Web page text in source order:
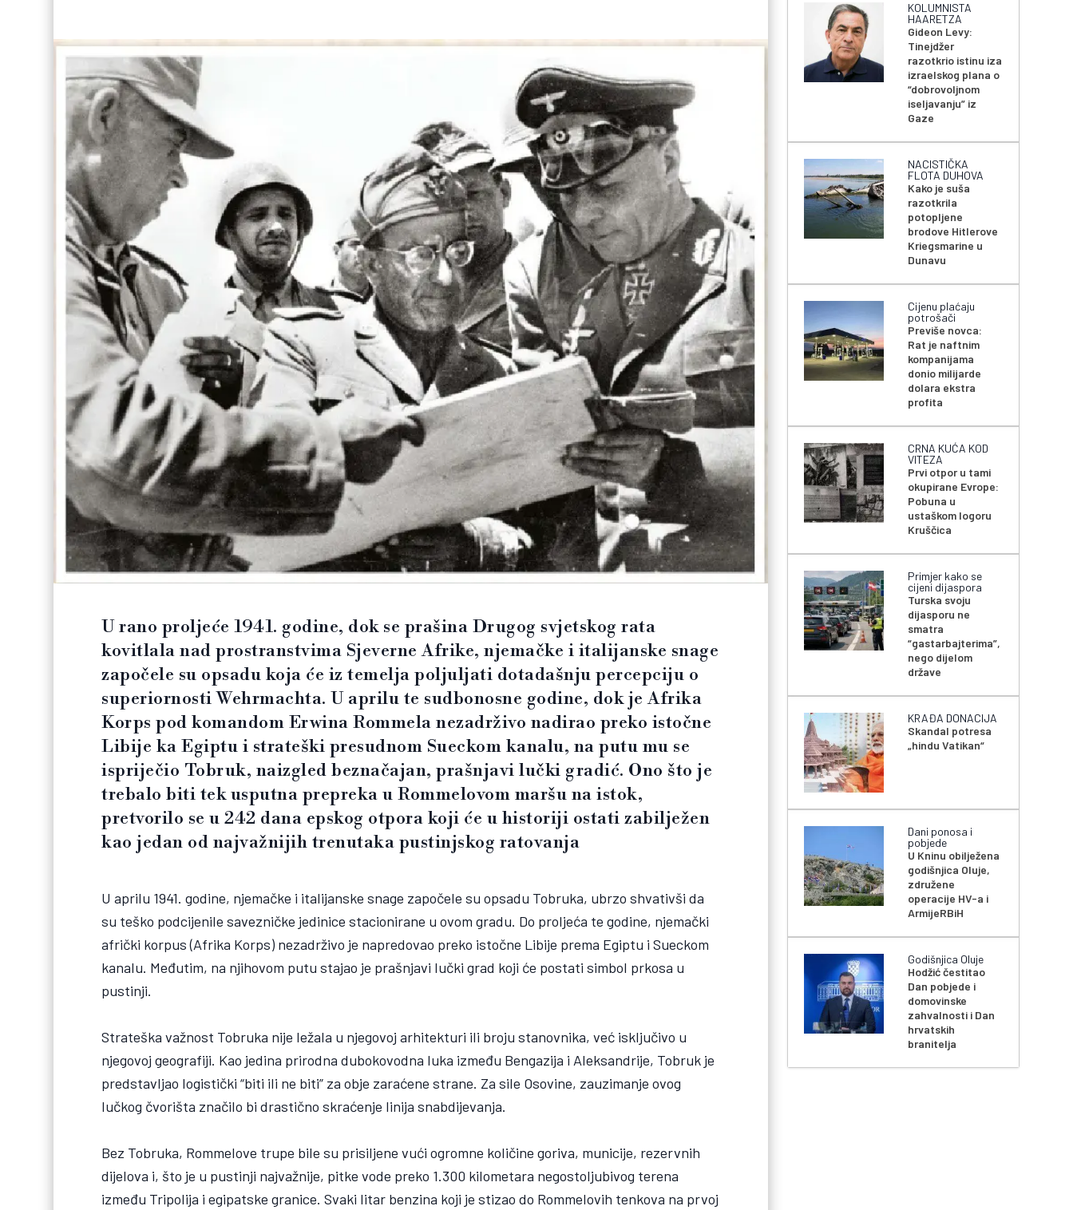
U rano proljeće 1941. godine, dok se prašina Drugog svjetskog rata
kovitlala nad prostranstvima Sjeverne Afrike, njemačke i italijanske snage
započele su opsadu koja će iz temelja poljuljati dotadašnju percepciju o
superiornosti Wehrmachta. U aprilu te sudbonosne godine, dok je Afrika
Korps pod komandom Erwina Rommela nezadrživo nadirao preko istočne
Libije ka Egiptu i strateški presudnom Sueckom kanalu, na putu mu se
ispriječio Tobruk, naizgled beznačajan, prašnjavi lučki gradić. Ono što je
trebalo biti tek usputna prepreka u Rommelovom maršu na istok,
pretvorilo se u 242 dana epskog otpora koji će u historiji ostati zabilježen
kao jedan od najvažnijih trenutaka pustinjskog ratovanja
U aprilu 1941. godine, njemačke i italijanske snage započele su opsadu Tobruka, ubrzo shvativši da
su teško podcijenile savezničke jedinice stacionirane u ovom gradu. Do proljeća te godine, njemački
afrički korpus (Afrika Korps) nezadrživo je napredovao preko istočne Libije prema Egiptu i Sueckom
kanalu. Međutim, na njihovom putu stajao je prašnjavi lučki grad koji će postati simbol prkosa u
pustinji.
Strateška važnost Tobruka nije ležala u njegovoj arhitekturi ili broju stanovnika, već isključivo u
njegovoj geografiji. Kao jedina prirodna dubokovodna luka između Bengazija i Aleksandrije, Tobruk je
predstavljao logistički “biti ili ne biti” za obje zaraćene strane. Za sile Osovine, zauzimanje ovog
lučkog čvorišta značilo bi drastično skraćenje linija snabdijevanja.
Bez Tobruka, Rommelove trupe bile su prisiljene vući ogromne količine goriva, municije, rezervnih
dijelova i, što je u pustinji najvažnije, pitke vode preko 1.300 kilometara negostoljubivog terena
između Tripolija i egipatske granice. Svaki litar benzina koji je stizao do Rommelovih tenkova na prvoj
KOLUMNISTA
HAARETZA
Gideon Levy:
Tinejdžer
razotkrio istinu iza
izraelskog plana o
“dobrovoljnom
iseljavanju” iz
Gaze
NACISTIČKA
FLOTA DUHOVA
Kako je suša
razotkrila
potopljene
brodove Hitlerove
Kriegsmarine u
Dunavu
Cijenu plaćaju
potrošači
Previše novca:
Rat je naftnim
kompanijama
donio milijarde
dolara ekstra
profita
CRNA KUĆA KOD
VITEZA
Prvi otpor u tami
okupirane Evrope:
Pobuna u
ustaškom logoru
Kruščica
Primjer kako se
cijeni dijaspora
Turska svoju
dijasporu ne
smatra
“gastarbajterima”,
nego dijelom
države
KRAĐA DONACIJA
Skandal potresa
„hindu Vatikan“
Dani ponosa i
pobjede
U Kninu obilježena
godišnjica Oluje,
združene
operacije HV-a i
ArmijeRBiH
Godišnjica Oluje
Hodžić čestitao
Dan pobjede i
domovinske
zahvalnosti i Dan
hrvatskih
branitelja